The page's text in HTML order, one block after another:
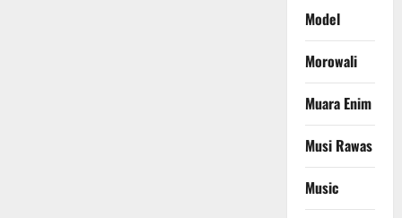
Model
Morowali
Muara Enim
Musi Rawas
Music